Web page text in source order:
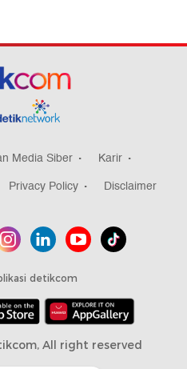
Media Siber
Karir
Privacy Policy Disclaimer
detikcom
All right reserved